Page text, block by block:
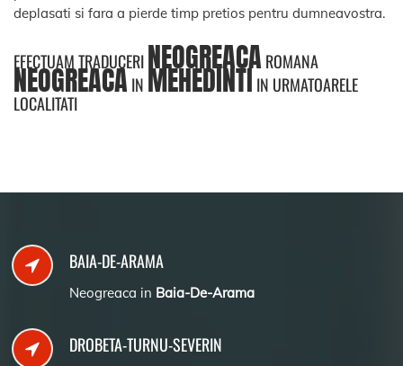
deplasati si fara a pierde timp pretios pentru dumneavostra.
EFECTUAM TRADUCERINEOGREACA ROMANA
NEOGREACAIN MEHEDINTIIN URMATOARELE
LOCALITATI
BAIA-DE-ARAMA
Neogreaca in Baia-De-Arama
DROBETA-TURNU-SEVERIN